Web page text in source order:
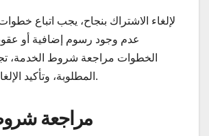
لإلغاء الاشتراك بنجاح، يجب اتباع
عدم وجود رسوم إضافية أو
الخطوات مراجعة شروط الخدمة،
المطلوبة، وتأكيد الإلغاء بشكل رسمي.
مراجعة